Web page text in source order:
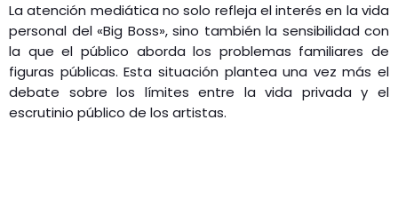
La atención mediática no solo refleja el interés en la vida
personal del «Big Boss», sino también la sensibilidad con
la que el público aborda los problemas familiares de
figuras públicas. Esta situación plantea una vez más el
debate sobre los límites entre la vida privada y el
escrutinio público de los artistas.